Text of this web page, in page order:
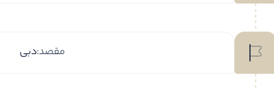
مقصد:دبی